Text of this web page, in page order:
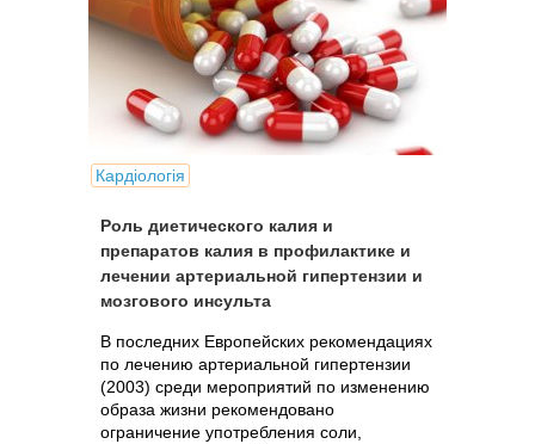
Кардіологія
Роль диетического калия и
препаратов калия в профилактике и
лечении артериальной гипертензии и
мозгового инсульта
В последних Европейских рекомендациях
по лечению артериальной гипертензии
(2003) среди мероприятий по изменению
образа жизни рекомендовано
ограничение употребления соли,